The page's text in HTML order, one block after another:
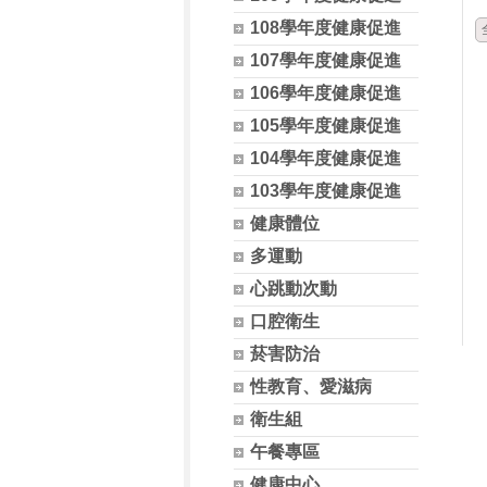
108學年度健康促進
107學年度健康促進
106學年度健康促進
105學年度健康促進
104學年度健康促進
103學年度健康促進
健康體位
多運動
心跳動次動
口腔衛生
菸害防治
性教育、愛滋病
衛生組
午餐專區